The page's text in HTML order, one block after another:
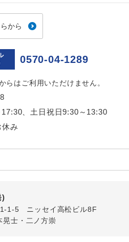
から
0570-04-1289
らはご利用いただけません。
17:30、土日祝日9:30～13:30
み
)
1-5 ニッセイ高松ビル8F
晃士・二ノ方崇